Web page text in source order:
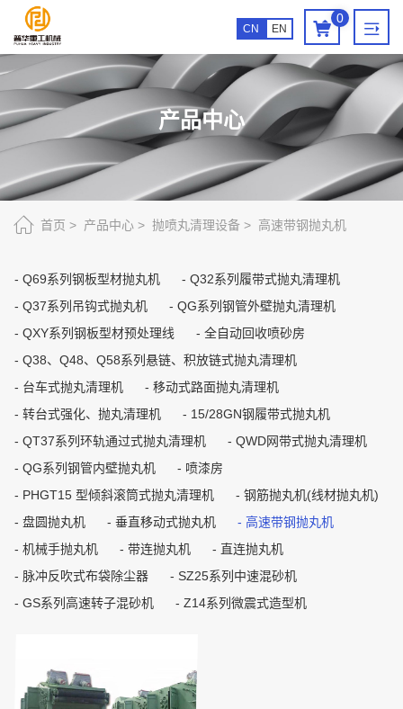
0
CN EN
高
速
带
钢
抛
机
产品中心
首页 产品中心 抛喷丸清理设备 高速带钢抛丸机
Q69系列钢板型材抛丸机
Q32系列履带式抛丸清理机
Q37系列吊钩式抛丸机
QG系列钢管外壁抛丸清理机
QXY系列钢板型材预处理线
全自动回收喷砂房
Q38、Q48、Q58系列悬链、积放链式抛丸清理机
台车式抛丸清理机
移动式路面抛丸清理机
转台式强化、抛丸清理机
15/28GN钢履带式抛丸机
QT37系列环轨通过式抛丸清理机
QWD网带式抛丸清理机
QG系列钢管内壁抛丸机
喷漆房
PHGT15 型倾斜滚筒式抛丸清理机
钢筋抛丸机(线材抛丸机)
盘圆抛丸机
垂直移动式抛丸机
高速带钢抛丸机
机械手抛丸机
带连抛丸机
直连抛丸机
脉冲反吹式布袋除尘器
SZ25系列中速混砂机
GS系列高速转子混砂机
Z14系列微震式造型机